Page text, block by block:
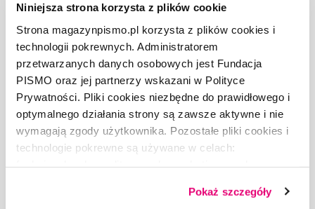
Niniejsza strona korzysta z plików cookie
Strona magazynpismo.pl korzysta z plików cookies i
technologii pokrewnych. Administratorem
przetwarzanych danych osobowych jest Fundacja
PISMO oraz jej partnerzy wskazani w Polityce
Prywatności. Pliki cookies niezbędne do prawidłowego i
optymalnego działania strony są zawsze aktywne i nie
wymagają zgody użytkownika. Pozostałe pliki cookies i
technologie pokrewne są używane w celach:
dobrowolną zgodę na pliki cookies i technologie
Pokaż szczegóły
Copyright © Fundacja Pismo
O „PIŚMIE”
ABOUT PISMO
FACT-CHECKING W „PIŚMIE”